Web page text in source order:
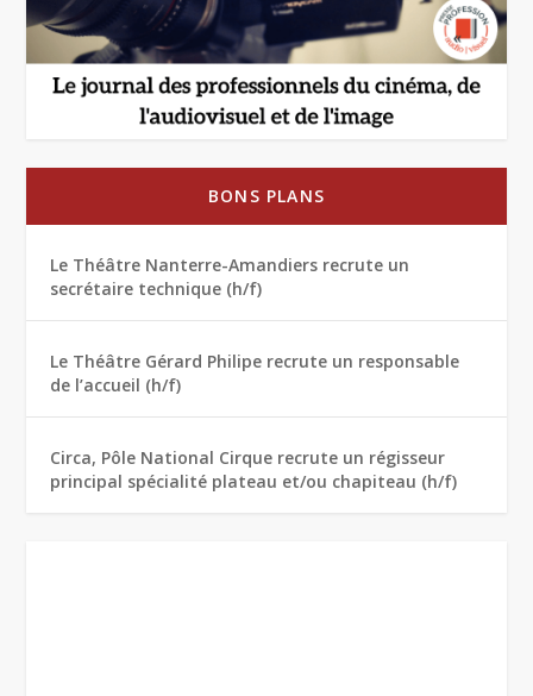
BONS PLANS
Le Théâtre Nanterre-Amandiers recrute un
secrétaire technique (h/f)
Le Théâtre Gérard Philipe recrute un responsable
de l’accueil (h/f)
Circa, Pôle National Cirque recrute un régisseur
principal spécialité plateau et/ou chapiteau (h/f)